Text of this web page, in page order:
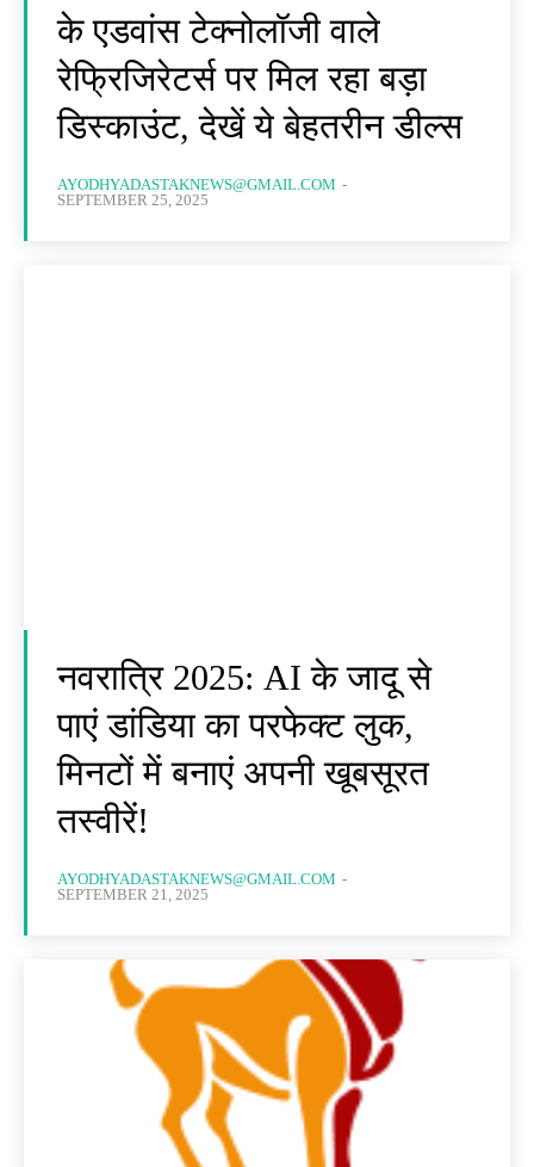
के एडवांस टेक्नोलॉजी वाले
रेफ्रिजिरेटर्स पर मिल रहा बड़ा
डिस्काउंट, देखें ये बेहतरीन डील्स
AYODHYADASTAKNEWS@GMAIL.COM -
SEPTEMBER 25, 2025
नवरात्रि 2025: AI के जादू से
पाएं डांडिया का परफेक्ट लुक,
मिनटों में बनाएं अपनी खूबसूरत
तस्वीरें!
AYODHYADASTAKNEWS@GMAIL.COM -
SEPTEMBER 21, 2025